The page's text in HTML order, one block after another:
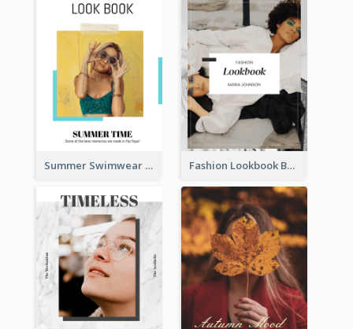
Summer Swimwear Lookbook Fashion Lookbook Business Portfolio